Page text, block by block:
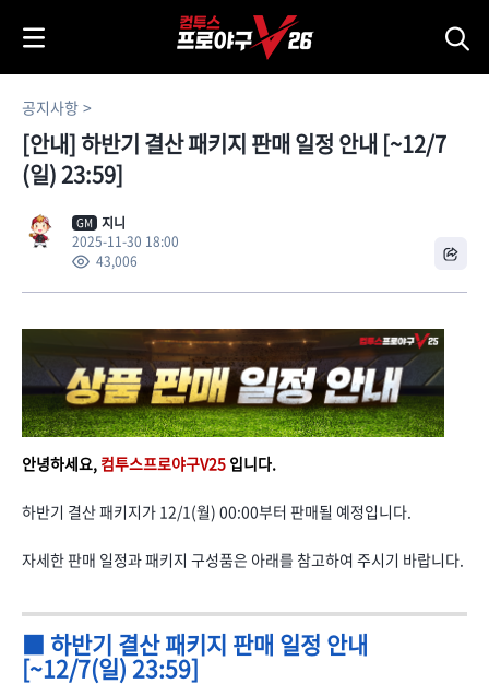
공지사항
[안내] 하반기 결산 패키지 판매 일정 안내 [~12/7
(일) 23:59]
GM 지니
2025-11-30 18:00
43,006
안녕하세요, 컴투스프로야구V25 입니다.
하반기 결산 패키지가 12/1(월) 00:00부터 판매될 예정입니다.
자세한 판매 일정과 패키지 구성품은 아래를 참고하여 주시기 바랍니다.
■ 하반기 결산 패키지 판매 일정 안내
[~12/7(일) 23:59]